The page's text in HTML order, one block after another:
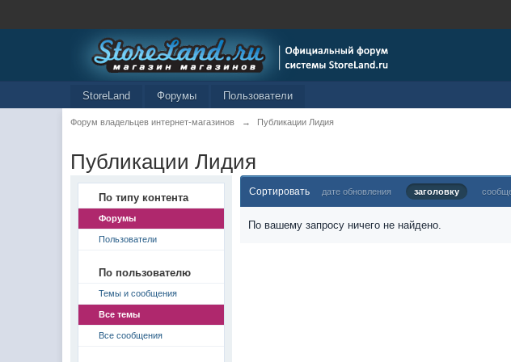
StoreLand Форумы Пользователи
Форум владельцев интернет-магазинов → Публикации Лидия
Публикации Лидия
По типу контента
Форумы
Пользователи
По пользователю
Темы и сообщения
Все темы
Все сообщения
Сортировать дате обновления заголовку
По вашему запросу ничего не найдено.